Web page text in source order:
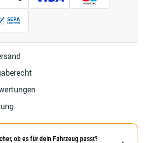
ob es für dein Fahrzeug passt?